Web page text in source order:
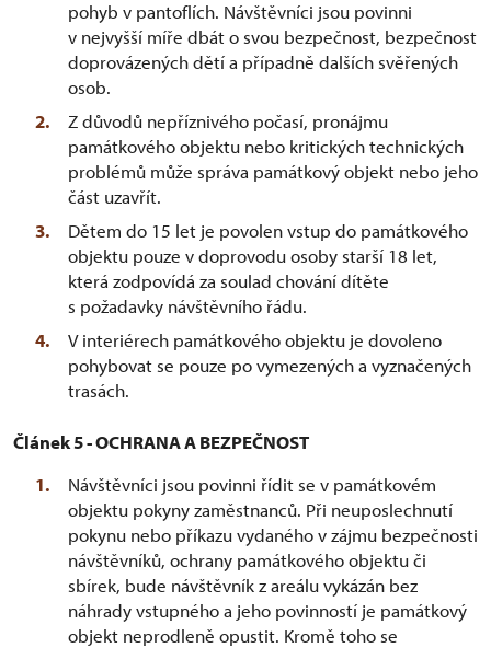
pohyb v pantoflích. Návštěvníci jsou povinni
v nejvyšší míře dbát o svou bezpečnost, bezpečnost
doprovázených dětí a případně dalších svěřených
osob.
Z důvodů nepříznivého počasí, pronájmu
památkového objektu nebo kritických technických
problémů může správa památkový objekt nebo jeho
část uzavřít.
Dětem do 15 let je povolen vstup do památkového
objektu pouze v doprovodu osoby starší 18 let,
která zodpovídá za soulad chování dítěte
s požadavky návštěvního řádu.
V interiérech památkového objektu je dovoleno
pohybovat se pouze po vymezených a vyznačených
trasách.
Článek 5 - OCHRANA A BEZPEČNOST
Návštěvníci jsou povinni řídit se v památkovém
objektu pokyny zaměstnanců. Při neuposlechnutí
pokynu nebo příkazu vydaného v zájmu bezpečnosti
návštěvníků, ochrany památkového objektu či
sbírek, bude návštěvník z areálu vykázán bez
náhrady vstupného a jeho povinností je památkový
objekt neprodleně opustit. Kromě toho se